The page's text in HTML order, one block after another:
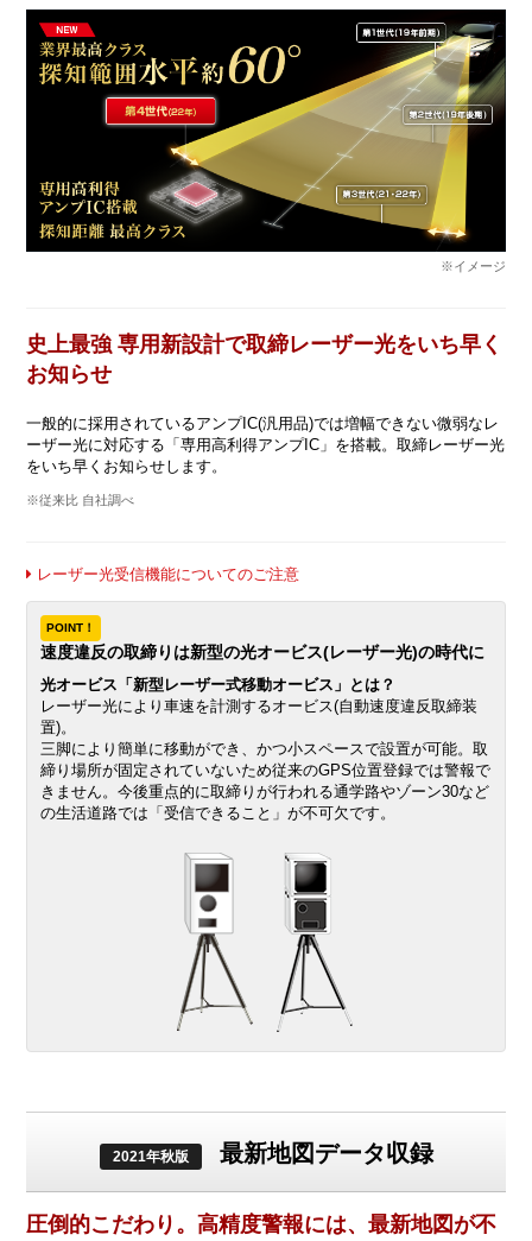
※イメージ
史上最強 専用新設計で取締レーザー光をいち早く
お知らせ
一般的に採用されているアンプIC(汎用品)では増幅できない微弱なレ
ーザー光に対応する「専用高利得アンプIC」を搭載。取締レーザー光
をいち早くお知らせします。
※従来比 自社調べ
レーザー光受信機能についてのご注意
POINT！
速度違反の取締りは新型の光オービス(レーザー光)の時代に
光オービス「新型レーザー式移動オービス」とは？
レーザー光により車速を計測するオービス(自動速度違反取締装
置)。
三脚により簡単に移動ができ、かつ小スペースで設置が可能。取
締り場所が固定されていないため従来のGPS位置登録では警報で
きません。今後重点的に取締りが行われる通学路やゾーン30など
の生活道路では「受信できること」が不可欠です。
2021年秋版 最新地図データ収録
圧倒的こだわり。高精度警報には、最新地図が不